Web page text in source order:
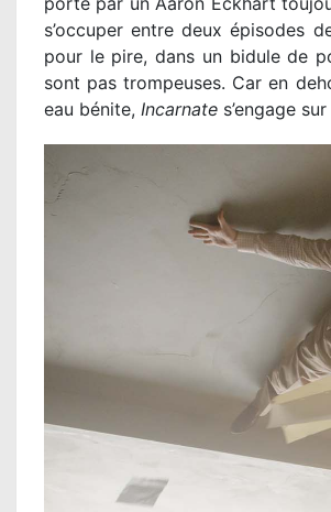
s’occuper entre deux épisodes
pour le pire, dans un bidule de
sont pas trompeuses. Car en
eau bénite, Incarnate s’engage